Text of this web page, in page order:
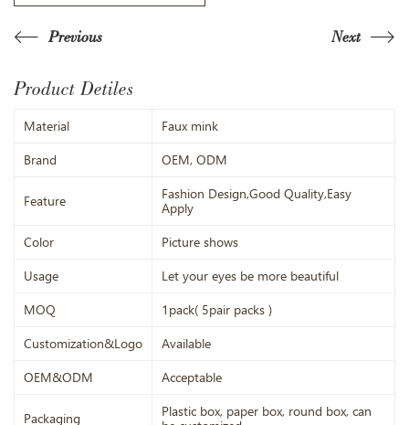
Previous Next
Product Detiles
Material Faux mink
Brand OEM, ODM
Feature
Fashion Design,Good Quality,Easy
Apply
Color Picture shows
Usage Let your eyes be more beautiful
MOQ 1pack( 5pair packs )
Customization&Logo Available
OEM&ODM Acceptable
Packaging
Plastic box, paper box, round box, can